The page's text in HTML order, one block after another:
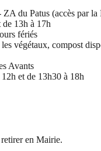
du Patus (accès par la
13h à 17h
fériés
végétaux, compost
Avants
et de 13h30 à 18h
en Mairie.